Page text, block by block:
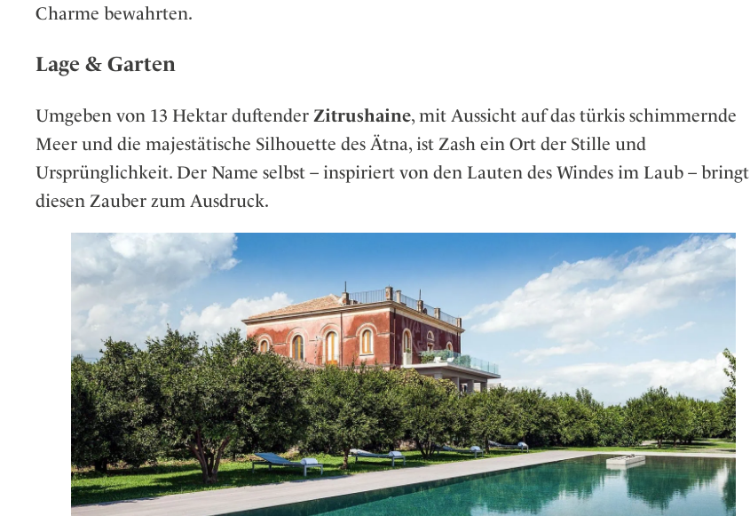
Charme bewahrten.
Lage & Garten
Umgeben von 13 Hektar duftender Zitrushaine, mit Aussicht auf das türkis schimmernde
Meer und die majestätische Silhouette des Ätna, ist Zash ein Ort der Stille und
Ursprünglichkeit. Der Name selbst – inspiriert von den Lauten des Windes im Laub – bringt
diesen Zauber zum Ausdruck.